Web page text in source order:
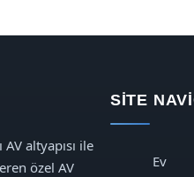
altyapısı ile
özel AV
SITE
Ev